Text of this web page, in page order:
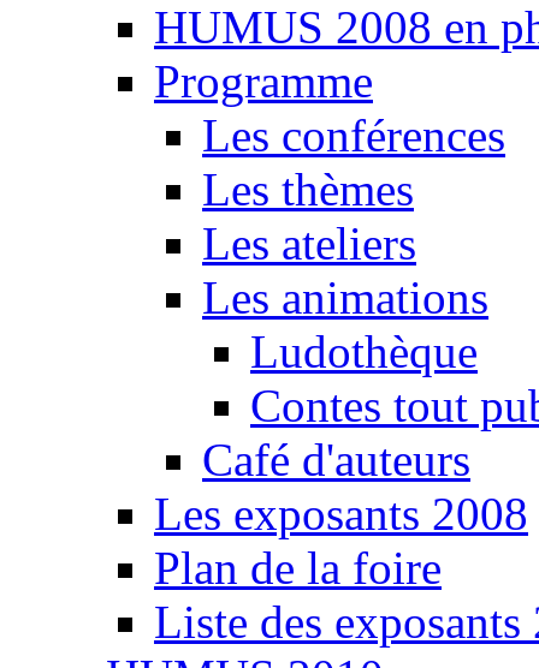
HUMUS 2008 en
Programme
Les conférences
Les thèmes
Les ateliers
Les animations
Ludothèque
Contes tout
Café d'auteurs
Les exposants 2008
Plan de la foire
Liste des exposants